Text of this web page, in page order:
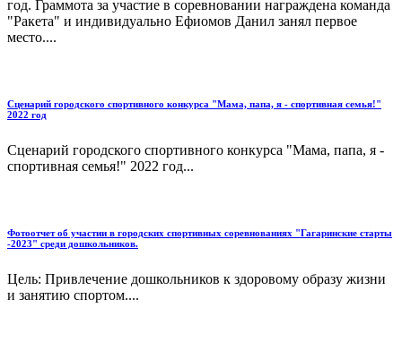
год. Граммота за участие в соревновании награждена команда
"Ракета" и индивидуально Ефиомов Данил занял первое
место....
Сценарий городского спортивного конкурса "Мама, папа, я - спортивная семья!"
2022 год
Сценарий городского спортивного конкурса "Мама, папа, я -
спортивная семья!" 2022 год...
Фотоотчет об участии в городских спортивных соревнованиях "Гагаринские старты
-2023" среди дошкольников.
Цель: Привлечение дошкольников к здоровому образу жизни
и занятию спортом....